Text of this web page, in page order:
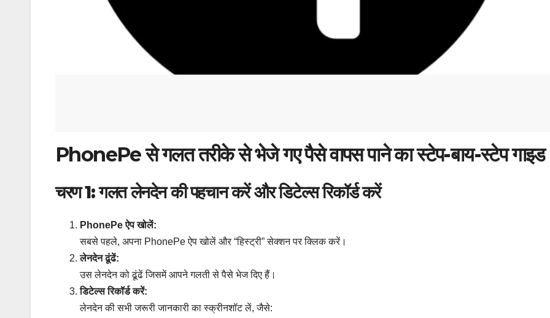
PhonePe सेगलत तरीके से भेजे गए पैसे वापस पाने का स्टेप-बाय-स्टेप गाइड
चरण 1: गलत लेनदेन की पहचान करें और डिटेल्स रिकॉर्ड करें
PhonePe ऐप खोलें:
सबसे पहले, अपना PhonePe ऐप खोलें और “हिस्ट्री” सेक्शन पर क्लिक करें।
लेनदेन ढूंढें:
उस लेनदेन को ढूंढें जिसमें आपने गलती से पैसे भेज दिए हैं।
डिटेल्स रिकॉर्ड करें:
लेनदेन की सभी जरूरी जानकारी का स्क्रीनशॉट लें, जैसे: